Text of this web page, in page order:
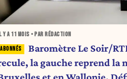
Y A 11 MOIS • PAR RÉDACTION
Baromètre Le Soir/
la gauche reprend la